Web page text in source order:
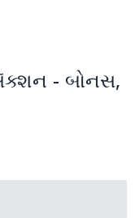
ઍક્શન - બોનસ,